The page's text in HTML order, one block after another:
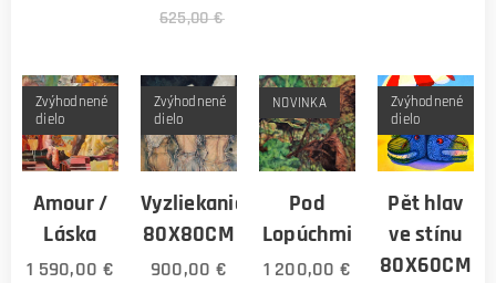
625,00€
Amour /
Láska
Zvýhodnené
dielo
1 590,00 €
Vyzliekanie
80X80CM
Zvýhodnené
dielo
900,00 €
Pod
Lopúchmi
NOVINKA
1 200,00 €
Pět hlav
ve stínu
80X60CM
Zvýhodnené
dielo